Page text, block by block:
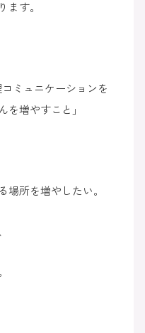
す。
コミュニケーションを
増やすこと」
所を増やしたい。